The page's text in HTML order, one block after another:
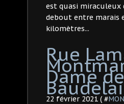
est quasi miraculeux
debout entre marais
kilomètres...
Rue
Dame
22 février 2021 ( #